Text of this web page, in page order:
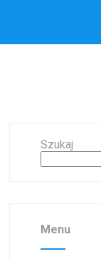
Szukaj
Menu